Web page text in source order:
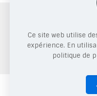
Ce site web utilise
expérience. En
politique de